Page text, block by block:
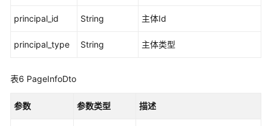
的
或
principal_id String 主体Id
principal_type String 主体类型
表6 PageInfoDto
参数 参数类型 描述